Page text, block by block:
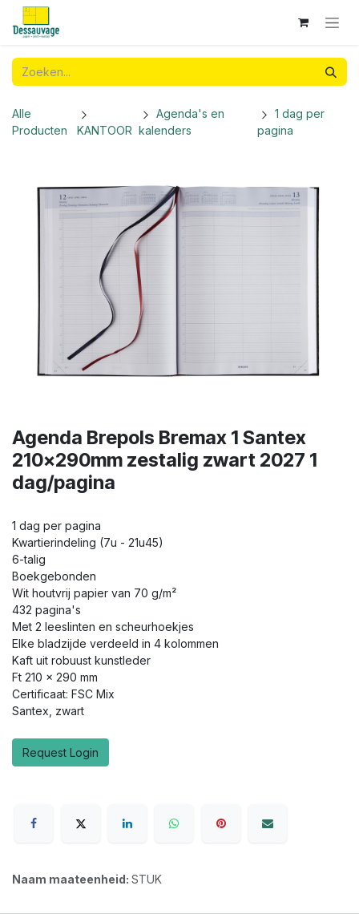
Overslaan naar inhoud
Alle
Producten
KANTOOR
Agenda's en
kalenders
1 dag per
pagina
Agenda Brepols Bremax 1 Santex
210x290mm zestalig zwart 2027 1
dag/pagina
1 dag per pagina
Kwartierindeling (7u - 21u45)
6-talig
Boekgebonden
Wit houtvrij papier van 70 g/m²
432 pagina's
Met 2 leeslinten en scheurhoekjes
Elke bladzijde verdeeld in 4 kolommen
Kaft uit robuust kunstleder
Ft 210 x 290 mm
Certificaat: FSC Mix
Santex, zwart
Request Login
Naam maateenheid: STUK